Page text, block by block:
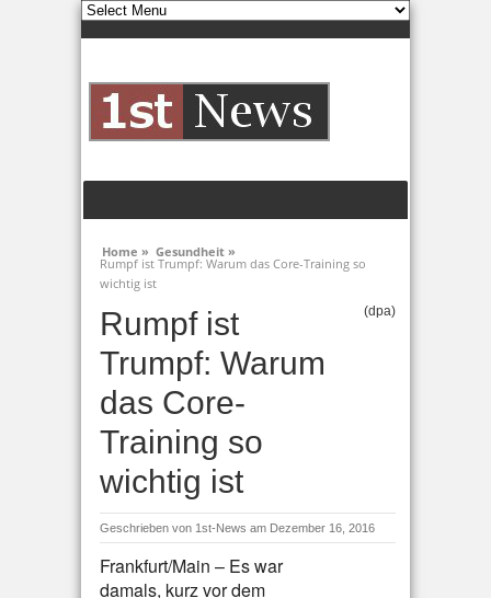
Home » Gesundheit »
Rumpf ist Trumpf: Warum das Core-Training so
wichtig ist
Rumpf ist
Trumpf: Warum
das Core-
Training so
wichtig ist
(dpa)
Geschrieben von 1st-News am Dezember 16, 2016
Frankfurt/Main – Es war
damals, kurz vor dem